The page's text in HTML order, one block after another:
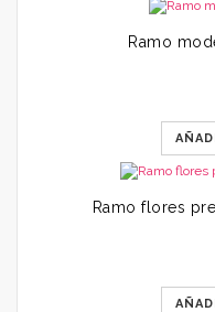
Ramo
Ramo flores